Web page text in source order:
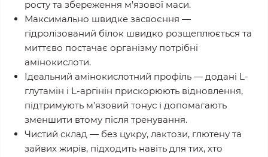
росту та збереження м’язової маси.
Максимально швидке засвоєння —
гідролізований білок швидко розщеплюється та
миттєво постачає організму потрібні
амінокислоти.
Ідеальний амінокислотний профіль — додані L-
глутамін і L-аргінін прискорюють відновлення,
підтримують м’язовий тонус і допомагають
зменшити втому після тренування.
Чистий склад — без цукру, лактози, глютену та
зайвих жирів, підходить навіть для тих, хто